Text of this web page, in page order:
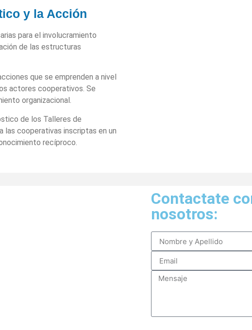
y la Acción
para el involucramiento
de las estructuras
que se emprenden a nivel
actores cooperativos. Se
organizacional.
de los Talleres de
las cooperativas inscriptas en un
recíproco.
Contactate
nosotros: